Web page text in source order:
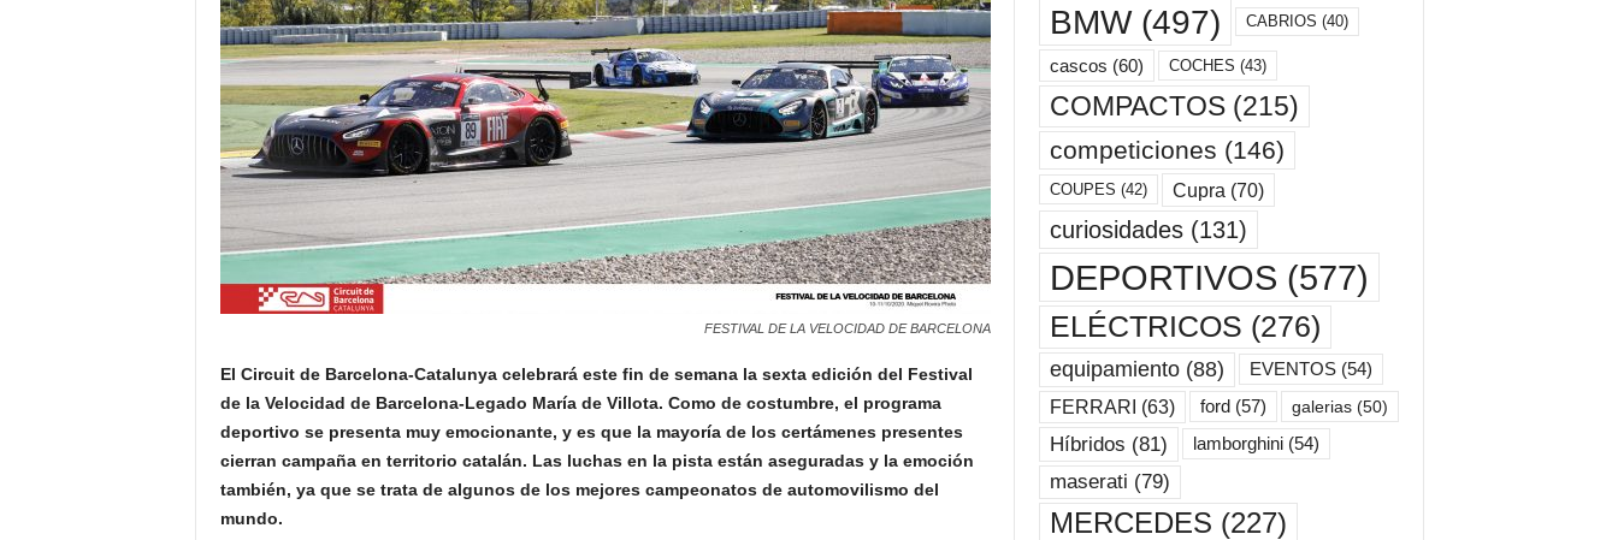
FESTIVAL DE LA VELOCIDAD DE BARCELONA
El Circuit de Barcelona-Catalunya celebrará este fin de semana la sexta edición del Festival
de la Velocidad de Barcelona-Legado María de Villota. Como de costumbre, el programa
deportivo se presenta muy emocionante, y es que la mayoría de los certámenes presentes
cierran campaña en territorio catalán. Las luchas en la pista están aseguradas y la emoción
también, ya que se trata de algunos de los mejores campeonatos de automovilismo del
mundo.
BMW(497) CABRIOS (40)
cascos (60) COCHES (43)
COMPACTOS(215)
competiciones (146)
COUPES (42) Cupra (70)
curiosidades(131)
DEPORTIVOS (577)
ELÉCTRICOS (276)
equipamiento(88) EVENTOS(54)
FERRARI (63) ford(57) galerias(50)
Híbridos (81) lamborghini(54)
maserati (79)
MERCEDES (227)